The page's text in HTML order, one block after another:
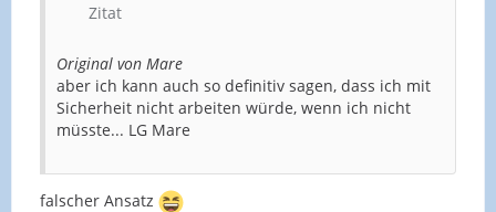
Zitat
Original von Mare
aber ich kann auch so definitiv sagen, dass ich mit
Sicherheit nicht arbeiten würde, wenn ich nicht
müsste... LG Mare
falscher Ansatz